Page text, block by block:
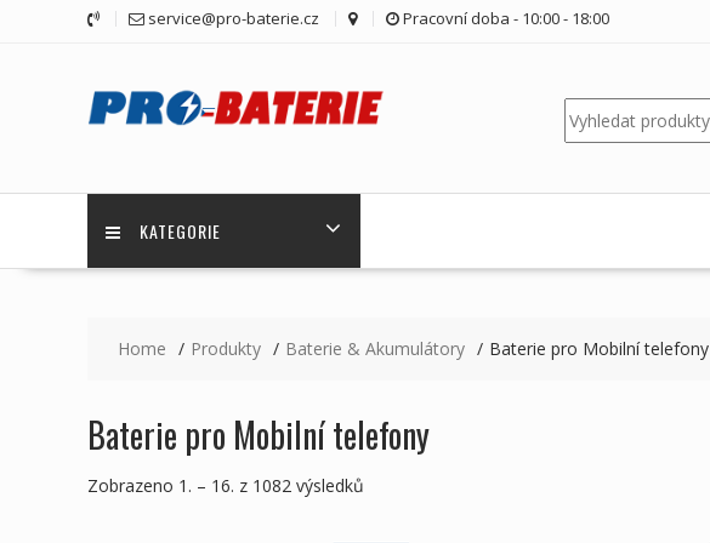
service@pro-baterie.cz Pracovní doba - 10:00 - 18:00
Hledat
KATEGORIE
Home Produkty Baterie & Akumulátory Baterie pro Mobilní telefony
Baterie pro Mobilní telefony
Zobrazeno 1. – 16. z 1082 výsledků